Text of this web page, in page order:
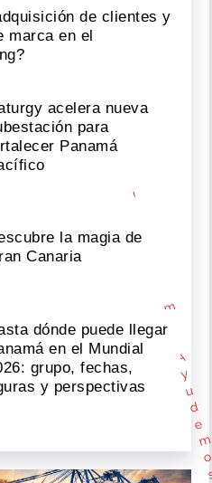
e
@
s
t
i
m
x
A
y
u
d
e
m
de clientes y
marca en el
acelera nueva
para
Panamá
la magia de
Canaria
dónde puede llegar
en el Mundial
grupo, fechas,
y perspectivas